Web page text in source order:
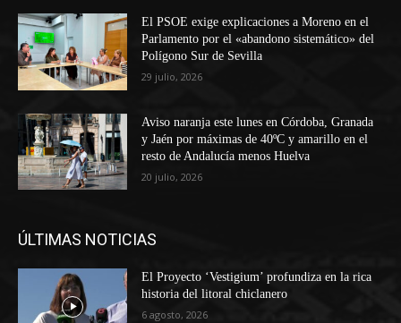
El PSOE exige explicaciones a Moreno en el
Parlamento por el «abandono sistemático» del
Polígono Sur de Sevilla
29 julio, 2026
Aviso naranja este lunes en Córdoba, Granada
y Jaén por máximas de 40ºC y amarillo en el
resto de Andalucía menos Huelva
20 julio, 2026
ÚLTIMAS NOTICIAS
El Proyecto ‘Vestigium’ profundiza en la rica
historia del litoral chiclanero
6 agosto, 2026